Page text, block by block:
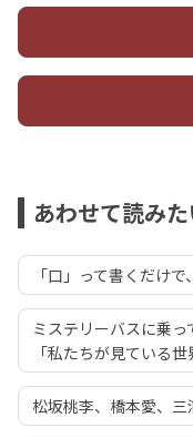
あわせて読み
「口」って書くだけ
ミステリーバスに乗
「私たちが見ている世
松坂桃李、橋本愛、三